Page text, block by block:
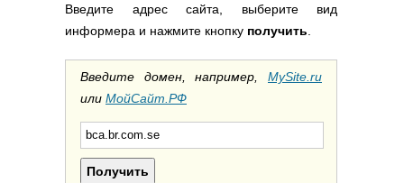
Полезное
Новости о доменах
Статьи о доменах
FAQ по доменам
Полезные ссылки
Словари и списки
Программы
Введите адрес сайта, выберите вид
информера и нажмите кнопку получить
Введите домен, например, MySite.ru
или МойСайт.РФ